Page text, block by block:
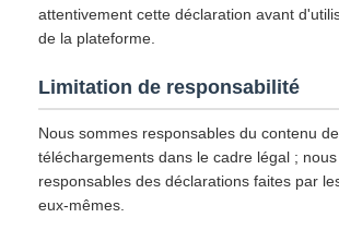
attentivement cette déclaration avant
de la plateforme.
Limitation de responsabilité
Nous sommes responsables du contenu
téléchargements dans le cadre légal ;
responsables des déclarations faites par
eux-mêmes.